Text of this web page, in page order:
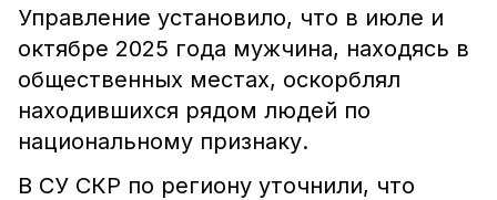
Управление установило, что в июле и
октябре 2025 года мужчина, находясь в
общественных местах, оскорблял
находившихся рядом людей по
национальному признаку.
В СУ СКР по региону уточнили, что